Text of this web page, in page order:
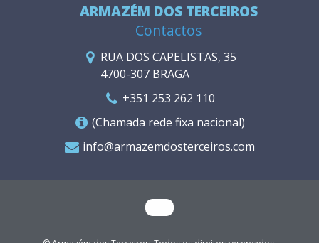
ARMAZÉM DOS TERCEIROS
Contactos
RUA DOS CAPELISTAS, 35
4700-307 BRAGA
+351 253 262 110
(Chamada rede fixa nacional)
info@armazemdosterceiros.com